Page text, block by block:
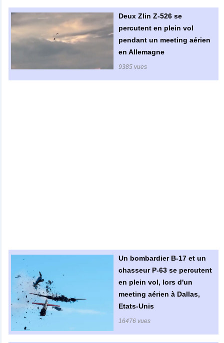
Deux Zlin Z-526 se
percutent en plein vol
pendant un meeting aérien
en Allemagne
9385 vues
Un bombardier B-17 et un
chasseur P-63 se percutent
en plein vol, lors d'un
meeting aérien à Dallas,
Etats-Unis
16476 vues